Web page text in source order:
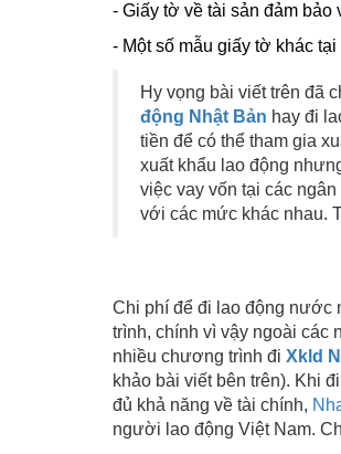
- Giấy tờ về tài sản đảm bảo
- Một số mẫu giấy tờ khác
Hy vọng bài viết trên đã
động Nhật Bản hay đi
tiền để có thể tham gia
xuất khẩu lao động
việc vay vốn tại các
với các mức khác nhau.
Chi phí để đi lao động nước
trình, chính vì vậy ngoài các
nhiều chương trình đi Xkld
khảo bài viết bên trên). Khi
đủ khả năng về tài chính,
người lao động Việt Nam.